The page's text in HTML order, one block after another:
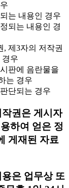
는 내용인 경우
되는 내용인 경
제3자의 저작권
경우
판에 음란물을
는 경우
단되는 경우
권은 게시자
하여 얻은 정
게재된 자료
은 업무상 또